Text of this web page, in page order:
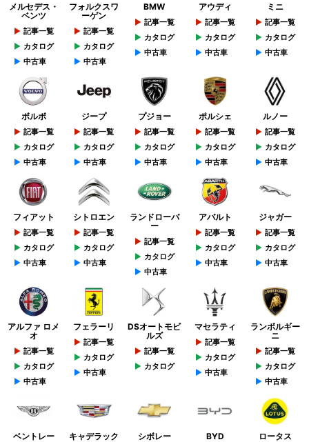
メルセデス・
ベンツ
記事一覧
カタログ
中古車
フォルクスワ
ーゲン
記事一覧
カタログ
中古車
BMW
記事一覧
カタログ
中古車
アウディ
記事一覧
カタログ
中古車
ミニ
記事一覧
カタログ
中古車
ボルボ
記事一覧
カタログ
中古車
ジープ
記事一覧
カタログ
中古車
プジョー
記事一覧
カタログ
中古車
ポルシェ
記事一覧
カタログ
中古車
ルノー
記事一覧
カタログ
中古車
フィアット
記事一覧
カタログ
中古車
シトロエン
記事一覧
カタログ
中古車
ランドローバ
ー
記事一覧
カタログ
中古車
アバルト
記事一覧
カタログ
中古車
ジャガー
記事一覧
カタログ
中古車
アルファ ロメ
オ
記事一覧
カタログ
中古車
フェラーリ
記事一覧
カタログ
中古車
DSオートモビ
ルズ
記事一覧
カタログ
マセラティ
記事一覧
カタログ
中古車
ランボルギー
ニ
記事一覧
カタログ
中古車
ベントレー キャデラック シボレー BYD ロータス